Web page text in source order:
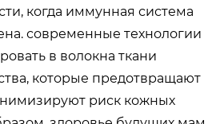
когда иммунная система
современные технологии
в волокна ткани
которые предотвращают
риск кожных